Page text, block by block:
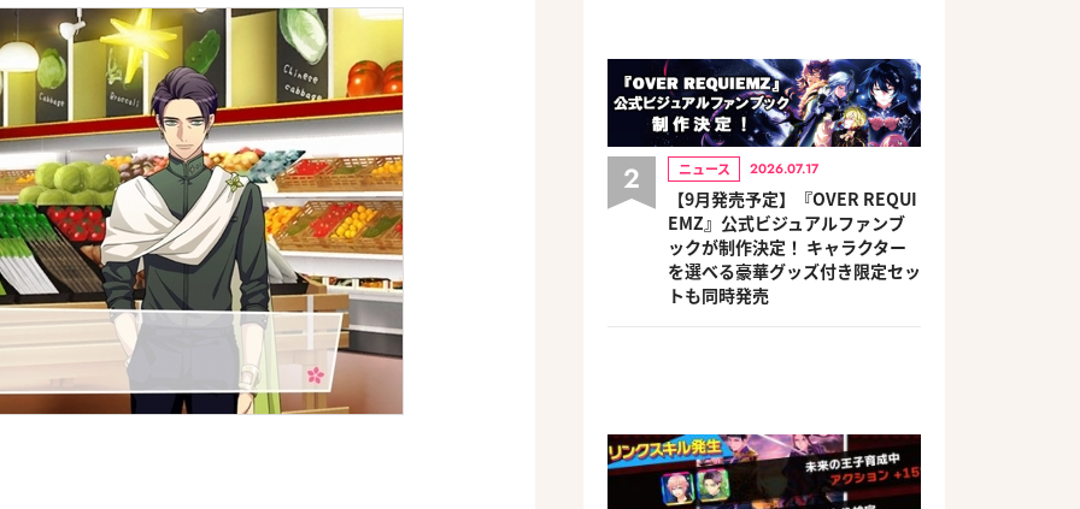
2 ニュース 2026.07.17
【9月発売予定】『OVER REQUI
EMZ』公式ビジュアルファンブ
ックが制作決定！ キャラクター
を選べる豪華グッズ付き限定セッ
トも同時発売